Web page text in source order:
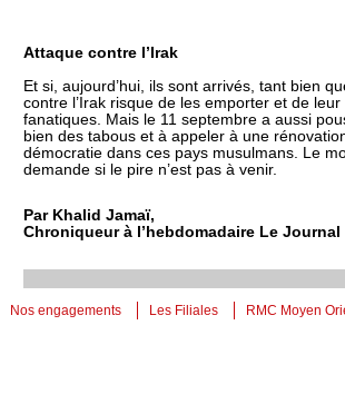
Attaque contre l’Irak
Et si, aujourd’hui, ils sont arrivés, tant bien
contre l’Irak risque de les emporter et de
fanatiques. Mais le 11 septembre a aussi
bien des tabous et à appeler à une
démocratie dans ces pays musulmans. Le
demande si le pire n’est pas à venir.
Par Khalid Jamaï,
Chroniqueur à l’hebdomadaire Le Journal
Nos engagements Les Filiales RMC Moyen